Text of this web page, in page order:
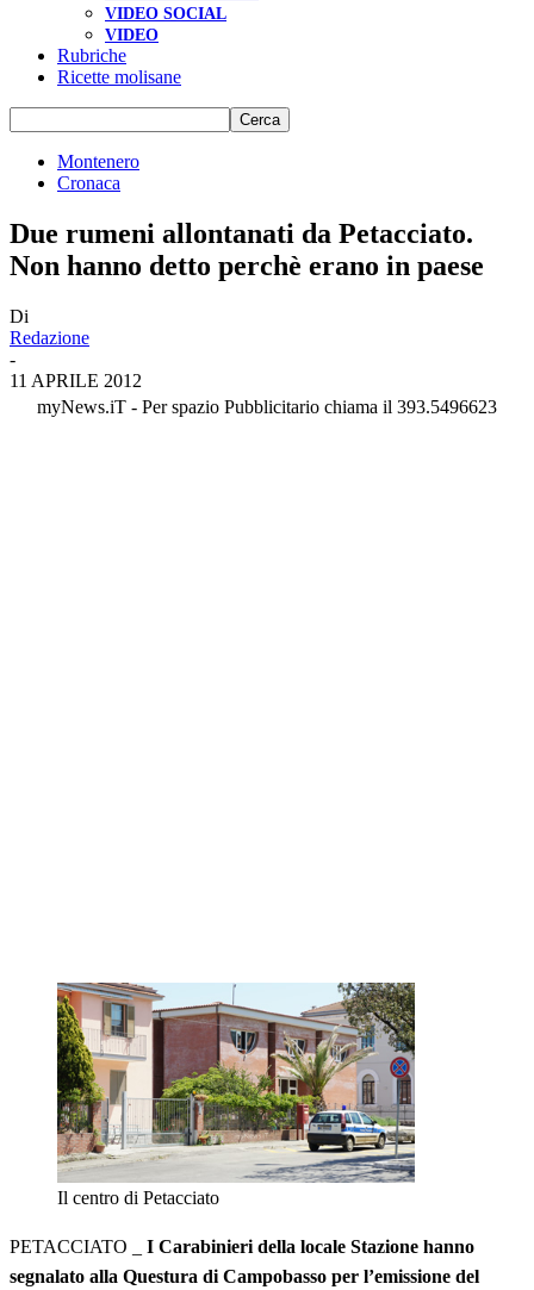
VIDEO SOCIAL
VIDEO
Rubriche
Ricette molisane
Montenero
Cronaca
Due rumeni allontanati da Petacciato.
Non hanno detto perchè erano in paese
Di
Redazione
-
11 APRILE 2012
myNews.iT - Per spazio Pubblicitario chiama il 393.5496623
Il centro di Petacciato
PETACCIATO _ I Carabinieri della locale Stazione hanno
segnalato alla Questura di Campobasso per l’emissione del